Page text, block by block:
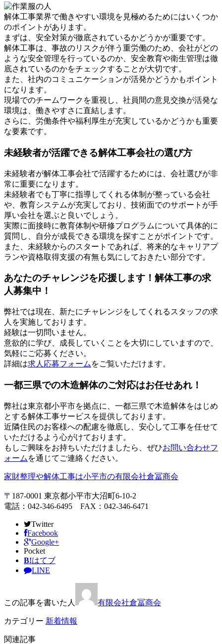
解体工事業界で働きやすい環境を見極めるためにはいくつか
のポイントがあります。
まずは、安全対策が徹底されているかどうかが重要です。
解体工事は、事故のリスクが伴う重労働のため、会社がどの
ような安全管理を行っているのか、安全教育や衛生管理は徹
底されているのかをチェックすることが大切です。
また、社内のコミュニケーションが活発かどうかもポイント
になります。
現場でのチームワークを重視し、社員間の意見交換が活発な
環境は、働きやすさに直結します。
さらに、労働条件や福利厚生が充実しているかどうかも重要
な要素です。
未経験者が活躍できる解体工事会社の選び方
未経験者が解体工事会社で活躍するためには、会社選びが非
常に重要になります。
未経験者でも丁寧に指導してくれる体制が整っている会社
や、教育システムが充実しており、技術面でのサポートが手
厚い会社を選ぶと良いでしょう。
実際に面接時に教育体制や研修プログラムについて具体的に
質問し、自分が成長できる環境を探すことがポイントです。
また、未経験からのスタートであれば、将来的なキャリアプ
ランや資格取得支援の有無も気にしておきたい部分です。
あなたのチャレンジを応援します！解体工事の求
人募集中！
弊社では現在、新たにチャレンジをしてくれるスタッフの求
人を実施しております。
経験は一切問いません。
意欲的に学び、成長していくことを大切にしていますので、
気軽にご応募ください。
詳細は求人応募フォーム をご覧いただけます。
一都三県での木造解体のご対応はお任せあれ！
弊社は東京都小平市を拠点に、一都三県で木造解体をはじめ
とする解体工事サービスを提供しております。
近隣住民のお客様への配慮を徹底し、安心して工事を任せて
いただけるよう心がけております。
もしご興味をお持ちいただけましたら、ぜひお問い合わせフ
ォーム を通じてご連絡ください。
家財整理や解体工事は小平市の有限会社倉冨商会
〒187-0001 東京都小平市大沼町6-10-2
電話：042-346-6495 FAX：042-346-6471
Twitter
Facebook
Google+
Pocket
B!はてブ
LINE
この記事を書いた人 有限会社倉冨商会
カテゴリー 新着情報
関連記事